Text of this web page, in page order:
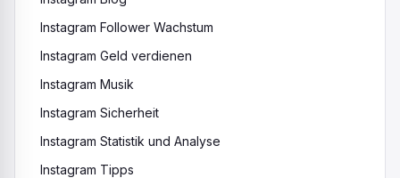
Instagram Follower Wachstum
Instagram Geld verdienen
Instagram Musik
Instagram Sicherheit
Instagram Statistik und Analyse
Instagram Tipps